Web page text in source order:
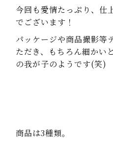
今回も愛情たっぷり、仕
でございます！
パッケージや商品撮影等
ただき、もちろん細かい
の我が子のようです(笑)
商品は3種類。